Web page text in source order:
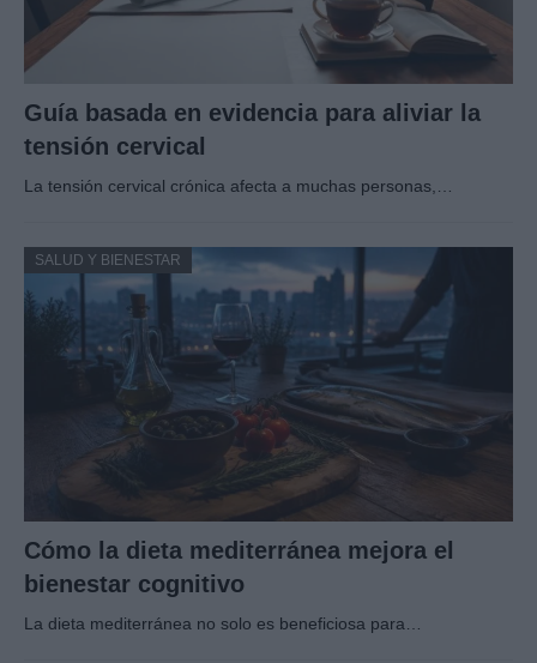
Guía basada en evidencia para aliviar la
tensión cervical
La tensión cervical crónica afecta a muchas personas,…
SALUD Y BIENESTAR
Cómo la dieta mediterránea mejora el
bienestar cognitivo
La dieta mediterránea no solo es beneficiosa para…